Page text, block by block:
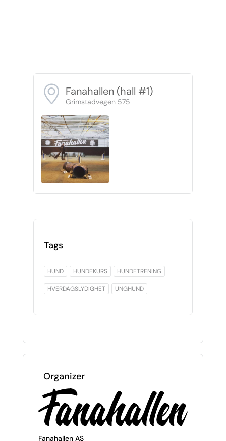
Fanahallen (hall #1)
Grimstadvegen 575
Tags
HUND HUNDEKURS HUNDETRENING
HVERDAGSLYDIGHET UNGHUND
Organizer
Fanahallen AS